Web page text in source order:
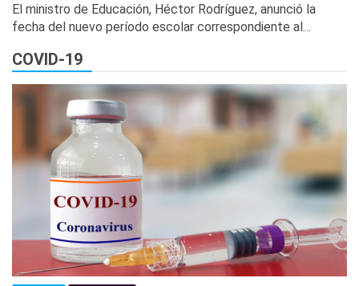
El ministro de Educación, Héctor Rodríguez, anunció la
fecha del nuevo período escolar correspondiente al…
COVID-19